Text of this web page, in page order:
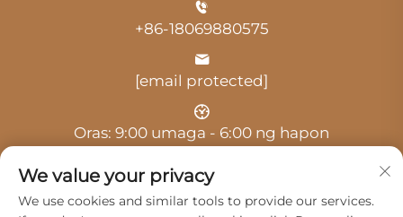
+86-18069880575
[email protected]
Oras: 9:00 umaga - 6:00 ng hapon
We value your privacy
We use cookies and similar tools to provide our services.